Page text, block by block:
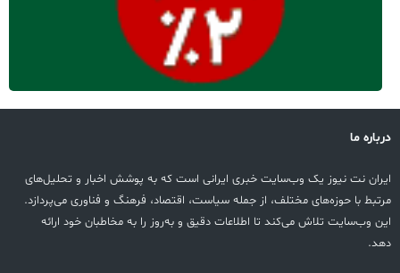
درباره ما
ایران نت نیوز یک وب‌سایت خبری ایرانی است که به پوشش اخبار و تحلیل‌های
مرتبط با حوزه‌های مختلف، از جمله سیاست، اقتصاد، فرهنگ و فناوری می‌پردازد.
این وب‌سایت تلاش می‌کند تا اطلاعات دقیق و به‌روز را به مخاطبان خود ارائه
دهد.